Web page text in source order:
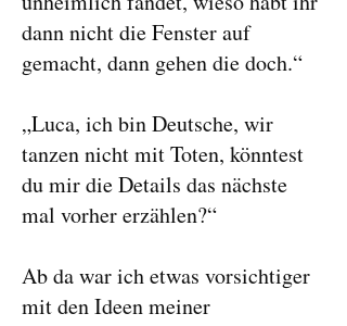
dann nicht die Fenster auf
gemacht, dann gehen die doch.“
„Luca, ich bin Deutsche, wir
tanzen nicht mit Toten, könntest
du mir die Details das nächste
mal vorher erzählen?“
Ab da war ich etwas vorsichtiger
mit den Ideen meiner